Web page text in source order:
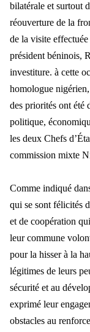
bilatérale et surtout
réouverture de la
de la visite
président béninois,
investiture. à cette
homologue
des priorités ont été
politique,
les deux Chefs
commission mixte
Comme indiqué
qui se sont félicités
et de coopération
leur commune
pour la hisser à la
légitimes de leurs
sécurité et au
exprimé leur
obstacles au